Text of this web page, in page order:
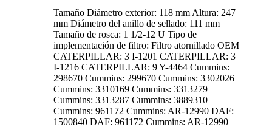
Tamaño Diámetro exterior: 118 mm Altura: 247
mm Diámetro del anillo de sellado: 111 mm
Tamaño de rosca: 1 1/2-12 U Tipo de
implementación de filtro: Filtro atornillado OEM
CATERPILLAR: 3 I-1201 CATERPILLAR: 3
I-1216 CATERPILLAR: 9 Y-4464 Cummins:
298670 Cummins: 299670 Cummins: 3302026
Cummins: 3310169 Cummins: 3313279
Cummins: 3313287 Cummins: 3889310
Cummins: 961172 Cummins: AR-12990 DAF:
1500840 DAF: 961172 Cummins: AR-12990